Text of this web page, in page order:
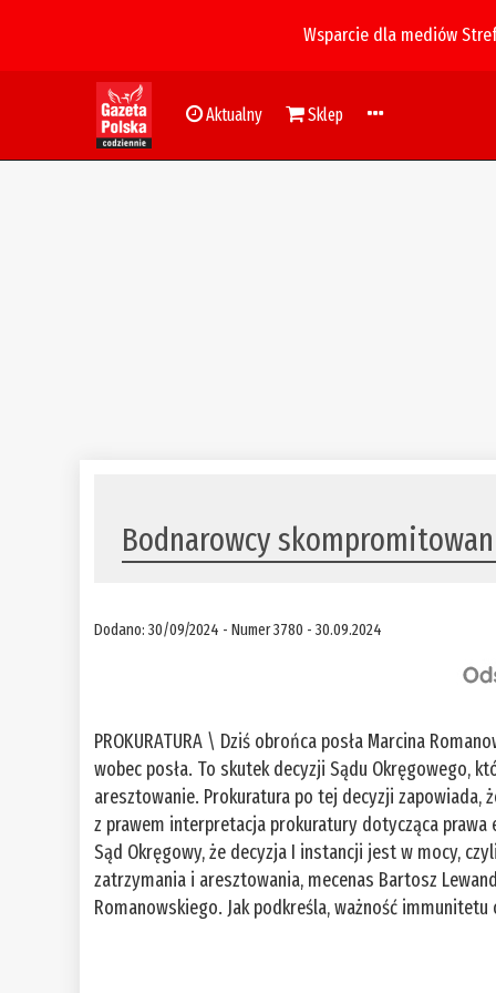
Wsparcie dla mediów
Aktualny Sklep
Bodnarowcy
Dodano: 30/09/2024 - Numer 3780 - 30.09.2024
PROKURATURA \ Dziś obrońca posła Marcina
wobec posła. To skutek decyzji Sądu Okręgowego,
aresztowanie. Prokuratura po tej decyzji zapowiada,
z prawem interpretacja prokuratury dotycząca prawa
Sąd Okręgowy, że decyzja I instancji jest w mocy,
zatrzymania i aresztowania, mecenas Bartosz
Romanowskiego. Jak podkreśla, ważność